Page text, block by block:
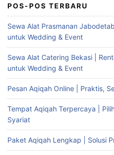
POS-POS TERBARU
Sewa Alat Prasmanan
untuk Wedding & Event
Sewa Alat Catering Bekasi |
untuk Wedding & Event
Pesan Aqiqah Online | Praktis,
Tempat Aqiqah Terpercaya |
Syariat
Paket Aqiqah Lengkap | Solusi